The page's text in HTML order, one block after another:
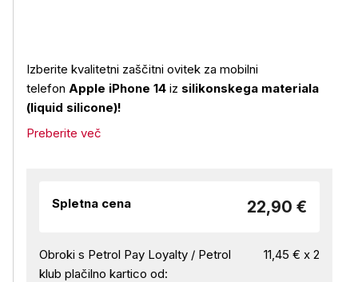
Izberite kvalitetni zaščitni ovitek za mobilni
telefon Apple iPhone 14 iz silikonskega materiala
(liquid silicone)!
Preberite več
Spletna cena 22,90 €
Obroki s Petrol Pay Loyalty / Petrol
klub plačilno kartico od:
11,45 € x 2